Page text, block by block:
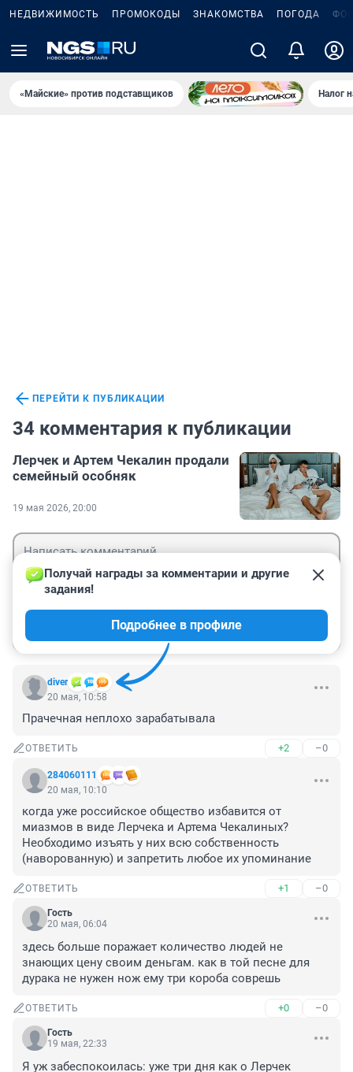
НЕДВИЖИМОСТЬ ПРОМОКОДЫ ЗНАКОМСТВА ПОГОДА
«Майские» против подставщиков Налог
ПЕРЕЙТИ К ПУБЛИКАЦИИ
34 комментария к публикации
Лерчек и Артем Чекалин продали
семейный особняк
19 мая 2026, 20:00
diver
Получай награды за комментарии и другие
задания!
Подробнее в профиле
20 мая, 10:58
Прачечная неплохо зарабатывала
ОТВЕТИТЬ +2 –0
284060111
20 мая, 10:10
когда уже российское общество избавится от
миазмов в виде Лерчека и Артема Чекалиных?
Необходимо изъять у них всю собственность
(наворованную) и запретить любое их упоминание
ОТВЕТИТЬ +1 –0
Гость
20 мая, 06:04
здесь больше поражает количество людей не
знающих цену своим деньгам. как в той песне для
дурака не нужен нож ему три короба соврешь
ОТВЕТИТЬ +0 –0
Гость
19 мая, 22:33
Я уж забеспокоилась: уже три дня как о Лерчек